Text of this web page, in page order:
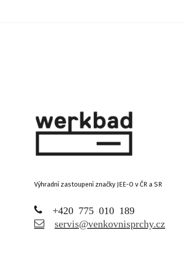
Výhradní zastoupení značky JEE-O v ČR a SR
+420 775 010 189
servis@venkovnisprchy.cz